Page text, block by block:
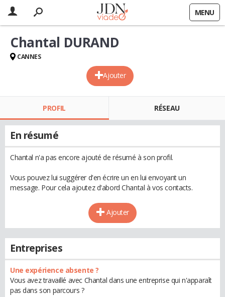
MENU
Ajouter
Chantal DURAND
CANNES
PROFIL RÉSEAU
En résumé
Chantal n'a pas encore ajouté de résumé à son profil.
Vous pouvez lui suggérer d'en écrire un en lui envoyant un
message. Pour cela ajoutez d'abord Chantal à vos contacts.
Ajouter
Entreprises
Une expérience absente ?
Vous avez travaillé avec Chantal dans une entreprise qui n'apparaît
pas dans son parcours ?